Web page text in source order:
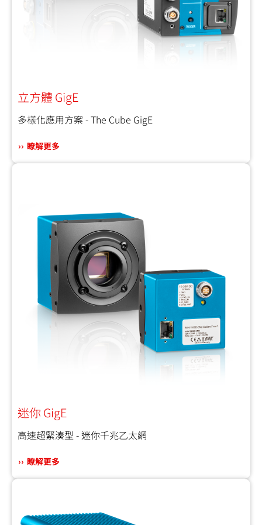
立方體 GigE
多樣化應用方案 - The Cube GigE
瞭解更多
迷你 GigE
高速超緊湊型 - 迷你千兆乙太網
瞭解更多